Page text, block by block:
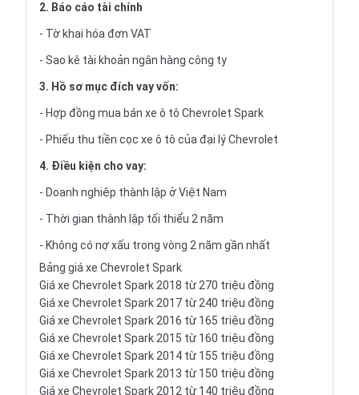
2. Báo cáo tài chính
- Tờ khai hóa đơn VAT
- Sao kê tài khoản ngân hàng công ty
3. Hồ sơ mục đích vay vốn:
- Hợp đồng mua bán xe ô tô Chevrolet Spark
- Phiếu thu tiền cọc xe ô tô của đại lý Chevrolet
4. Điều kiện cho vay:
- Doanh nghiệp thành lập ở Việt Nam
- Thời gian thành lập tối thiểu 2 năm
- Không có nợ xấu trong vòng 2 năm gần nhất
Bảng giá xe Chevrolet Spark
Giá xe Chevrolet Spark 2018 từ 270 triệu đồng
Giá xe Chevrolet Spark 2017 từ 240 triệu đồng
Giá xe Chevrolet Spark 2016 từ 165 triệu đồng
Giá xe Chevrolet Spark 2015 từ 160 triệu đồng
Giá xe Chevrolet Spark 2014 từ 155 triệu đồng
Giá xe Chevrolet Spark 2013 từ 150 triệu đồng
Giá xe Chevrolet Spark 2012 từ 140 triệu đồng